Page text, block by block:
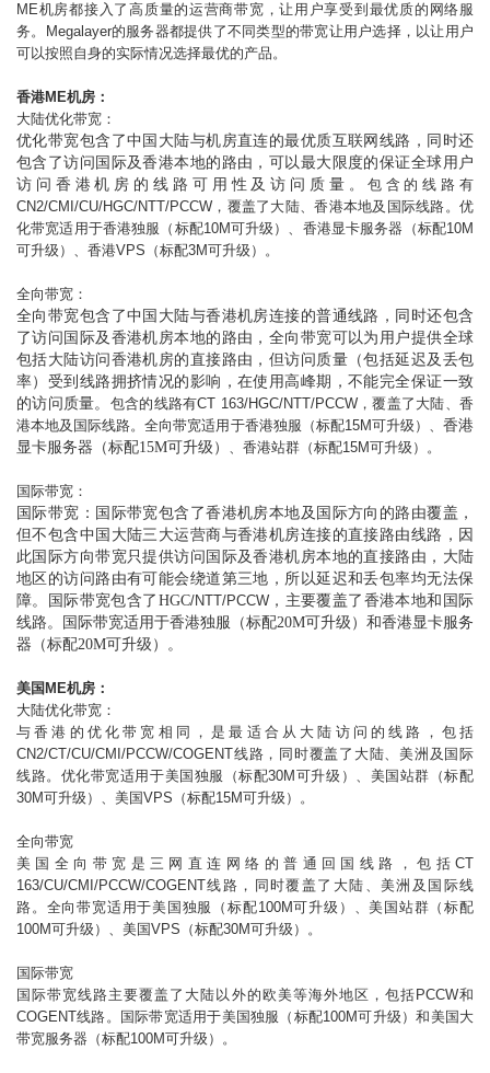
ME机房都接入了高质量的运营商带宽，让用户享受到最优质的网络服
务。
Megalayer的服务器都提供了不同类型的带宽让用户选择，以让用户
可以按照自身的实际情况选择最优的产品。
香港ME机房：
大陆优化带宽：
优化带宽包含了中国大陆与机房直连的最优质互联网线路，同时还
包含了访问国际及香港本地的路由，可以最大限度的保证全球用户
访问香港机房的线路可用性及访问质量 。包含的线路有
CN2/CMI/CU/HGC/NTT/PCCW ，覆盖了大陆、香港本地及国际线路。优
化带宽适用于香港独服（标配10M可升级）、香港显卡服务器（标配10M
可升级）、香港VPS（标配3M可升级）。
全向带宽：
全向带宽包含了中国大陆与香港机房连接的普通线路，同时还包含
了访问国际及香港机房本地的路由，全向带宽可以为用户提供全球
包括大陆访问香港机房的直接路由，但访问质量（包括延迟及丢包
率）受到线路拥挤情况的影响，在使用高峰期，不能完全保证一致
的访问质量。 包含的线路有CT 163/HGC/NTT/PCCW，覆盖了大陆、香
港本地及国际线路。全向带宽适用于香港独服（标配15M可升级）、 香港
显卡服务器（标配15M可升级） 、香港站群（标配15M可升级） 。
国际带宽：
国际带宽：国际带宽包含了香港机房本地及国际方向的路由覆盖，
但不包含中国大陆三大运营商与香港机房连接的直接路由线路，因
此国际方向带宽只提供访问国际及香港机房本地的直接路由，大陆
地区的访问路由有可能会绕道第三地，所以延迟和丢包率均无法保
障。国际带宽包含了 HGC/NTT/PCCW，主要覆盖了香港本地和国际
线路。国际带宽适用于香港独服（标配20M可升级）和香港显卡服务
器（标配20M可升级）。
美国 ME机房：
大陆优化带宽：
与香港的优化带宽相同，是最适合从大陆访问的线路，包括
CN2/CT/CU/CMI/PCCW/COGENT线路，同时覆盖了大陆、美洲及国际
线路。优化带宽适用于美国独服（标配30M 可升级）、美国站群（标配
30M可升级）、美国VPS（标配15M可升级）。
全向带宽
美国全向带宽是三网直连网络的普通回国线路，包括 CT
163/CU/CMI/PCCW/COGENT线路，同时覆盖了大陆、美洲及国际线
路。全向带宽适用于美国独服（标配100M可升级）、美国站群（标配
100M可升级）、美国VPS（标配30M可升级）。
国际带宽
国际带宽线路主要覆盖了大陆以外的欧美等海外地区，包括 PCCW和
COGENT线路。国际带宽适用于美国独服（标配100M可升级）和美国大
带宽服务器（标配100M可升级）。